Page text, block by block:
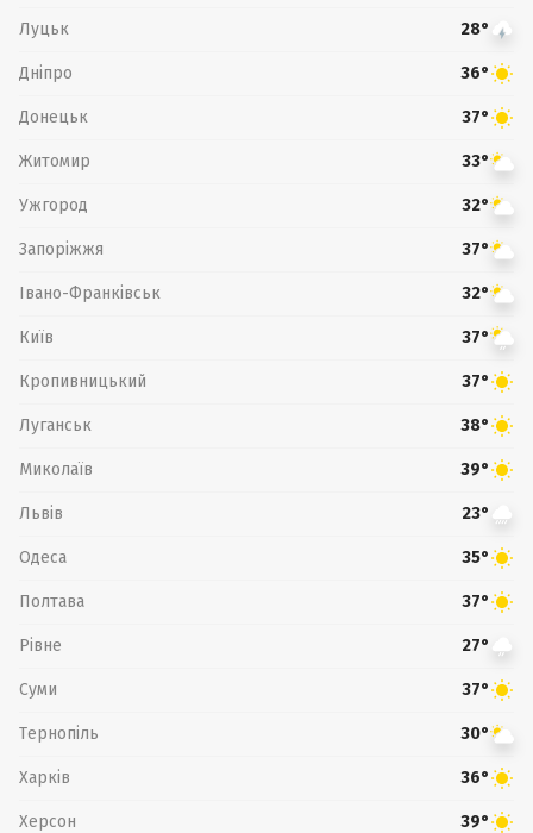
Луцьк 28°
Дніпро 36°
Донецьк 37°
Житомир 33°
Ужгород 32°
Запоріжжя 37°
Івано-Франківськ 32°
Київ 37°
Кропивницький 37°
Луганськ 38°
Миколаїв 39°
Львів 23°
Одеса 35°
Полтава 37°
Рівне 27°
Суми 37°
Тернопіль 30°
Харків 36°
Херсон 39°